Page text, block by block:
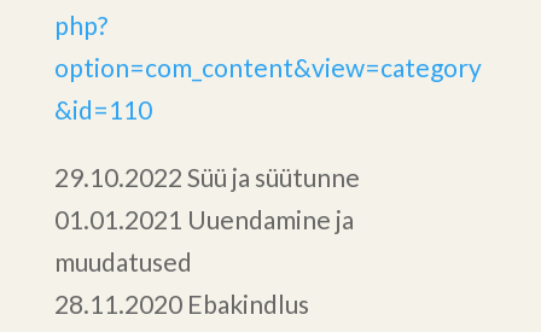
php?
option=com_content&view=category
&id=110
29.10.2022 Süü ja süütunne
01.01.2021 Uuendamine ja
muudatused
28.11.2020 Ebakindlus